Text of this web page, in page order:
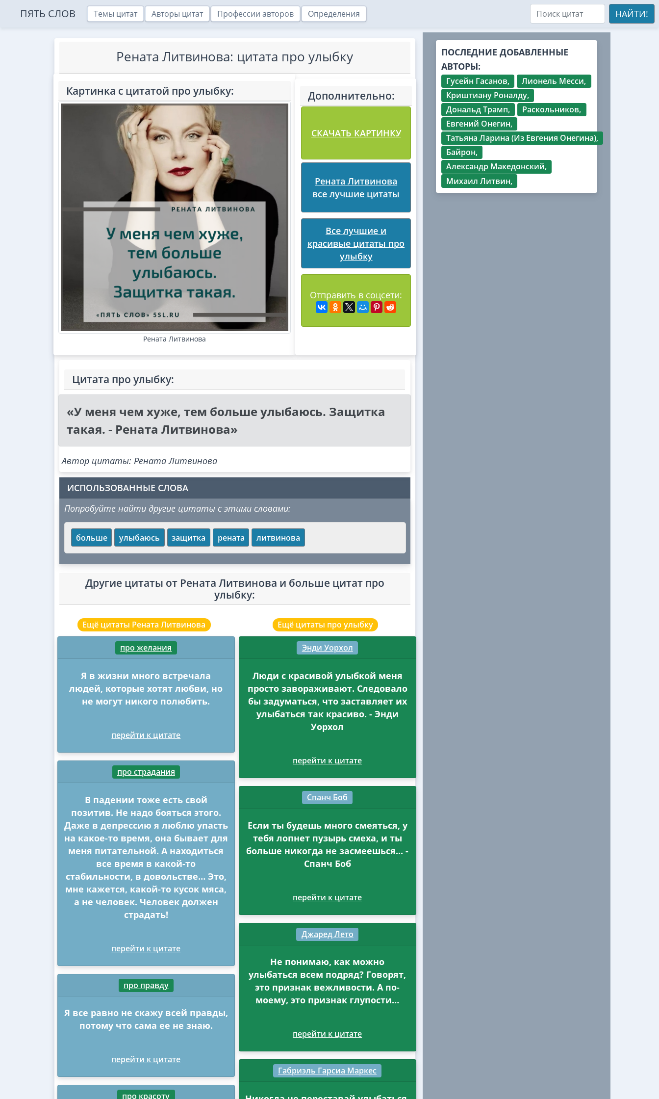
ПЯТЬ СЛОВ Темы цитат Авторы цитат Профессии авторов Определения НАЙТИ!
Рената Литвинова: цитата про улыбку
Картинка с цитатой про улыбку:
Рената Литвинова
Дополнительно:
СКАЧАТЬ КАРТИНКУ
Рената Литвинова
все лучшие цитаты
Все лучшие и
красивые цитаты про
улыбку
Отправить в соцсети:
Цитата про улыбку:
«У меня чем хуже, тем больше улыбаюсь. Защитка
такая. - Рената Литвинова»
Автор цитаты: Рената Литвинова
ИСПОЛЬЗОВАННЫЕ СЛОВА
Попробуйте найти другие цитаты с этими словами:
больше улыбаюсь защитка рената литвинова
Другие цитаты от Рената Литвинова и больше цитат про
улыбку:
Ещё цитаты Рената Литвинова
про желания
Я в жизни много встречала
людей, которые хотят любви, но
не могут никого полюбить.
перейти к цитате
про страдания
В падении тоже есть свой
позитив. Не надо бояться этого.
Даже в депрессию я люблю упасть
на какое-то время, она бывает для
меня питательной. А находиться
все время в какой-то
стабильности, в довольстве… Это,
мне кажется, какой-то кусок мяса,
а не человек. Человек должен
страдать!
перейти к цитате
про правду
Я все равно не скажу всей правды,
потому что сама ее не знаю.
перейти к цитате
про красоту
Ещё цитаты про улыбку
Энди Уорхол
Люди с красивой улыбкой меня
просто завораживают. Следовало
бы задуматься, что заставляет их
улыбаться так красиво. - Энди
Уорхол
перейти к цитате
Спанч Боб
Если ты будешь много смеяться, у
тебя лопнет пузырь смеха, и ты
больше никогда не засмеешься... -
Спанч Боб
перейти к цитате
Джаред Лето
Не понимаю, как можно
улыбаться всем подряд? Говорят,
это признак вежливости. А по-
моему, это признак глупости…
перейти к цитате
Габриэль Гарсиа Маркес
ПОСЛЕДНИЕ ДОБАВЛЕННЫЕ
АВТОРЫ:
Гусейн Гасанов,
Лионель Месси,
Криштиану Роналду,
Дональд Трамп,
Раскольников,
Евгений Онегин,
Татьяна Ларина (Из Евгения Онегина),
Байрон,
Александр Македонский,
Михаил Литвин,